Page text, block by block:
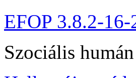
EFOP 3.8.2-
Szociális